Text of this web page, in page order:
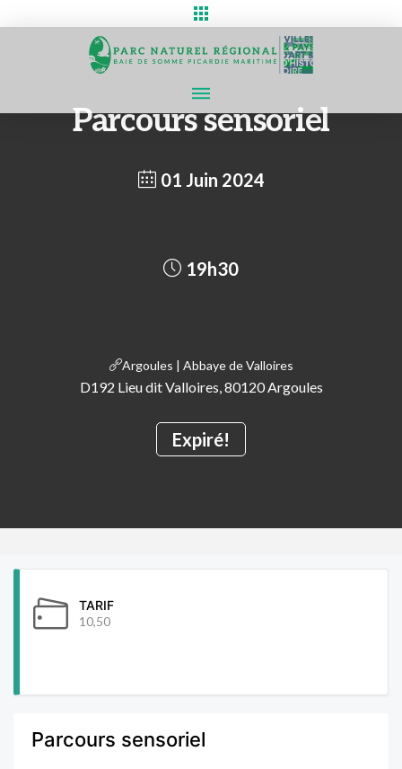
Parcours sensoriel
01 Juin 2024
Expiré!
19h30
Argoules | Abbaye de Valloires
D192 Lieu dit Valloires, 80120 Argoules
TARIF
10,50
Parcours sensoriel